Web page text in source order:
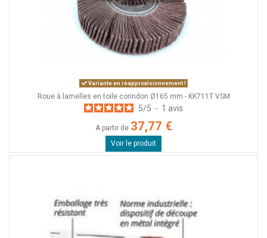
Variante en réapprovisionnement !
Roue à lamelles en toile corindon Ø165 mm - KK711T VSM
5/5 - 1 avis
A partir de 37,77 €
Voir le produit